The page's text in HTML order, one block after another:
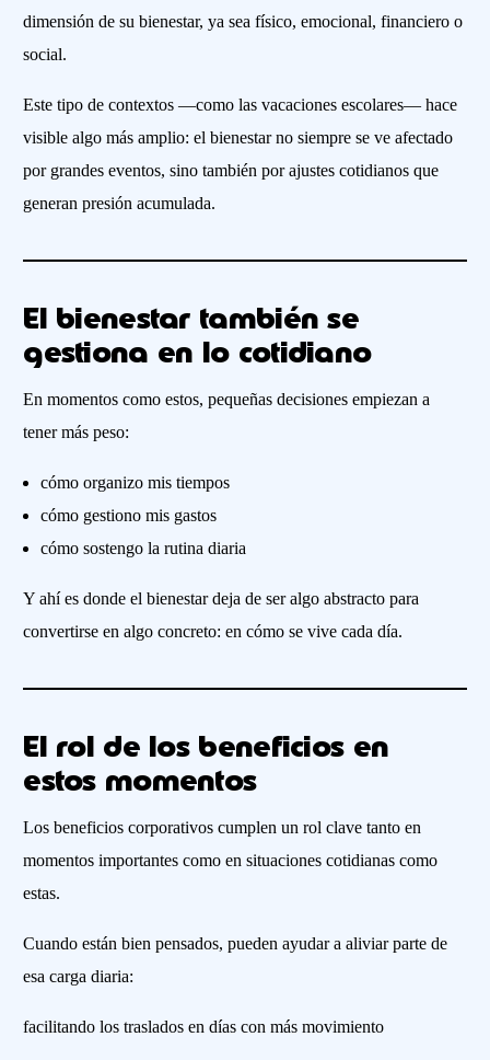
dimensión de su bienestar, ya sea físico, emocional, financiero o
social.
Este tipo de contextos —como las vacaciones escolares— hace
visible algo más amplio: el bienestar no siempre se ve afectado
por grandes eventos, sino también por ajustes cotidianos que
generan presión acumulada.
El bienestar también se
gestiona en lo cotidiano
En momentos como estos, pequeñas decisiones empiezan a
tener más peso:
cómo organizo mis tiempos
cómo gestiono mis gastos
cómo sostengo la rutina diaria
Y ahí es donde el bienestar deja de ser algo abstracto para
convertirse en algo concreto: en cómo se vive cada día.
El rol de los beneficios en
estos momentos
Los beneficios corporativos cumplen un rol clave tanto en
momentos importantes como en situaciones cotidianas como
estas.
Cuando están bien pensados, pueden ayudar a aliviar parte de
esa carga diaria:
facilitando los traslados en días con más movimiento